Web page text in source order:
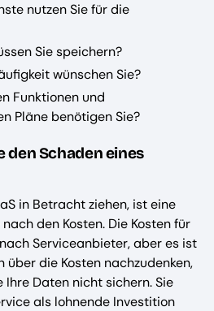
nutzen Sie für die
Sie speichern?
wünschen Sie?
Funktionen und
Pläne benötigen Sie?
den Schaden eines
in Betracht ziehen, ist eine
den Kosten. Die Kosten für
Serviceanbieter, aber es ist
die Kosten nachzudenken,
Ihre Daten nicht sichern. Sie
als lohnende Investition